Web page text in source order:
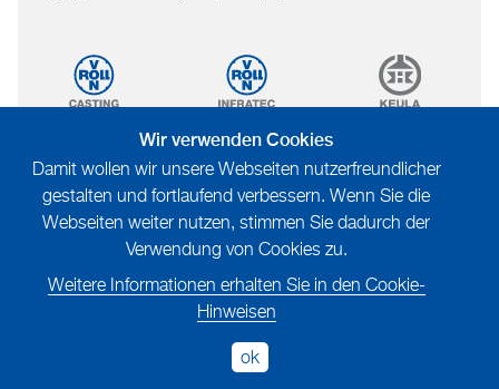
Wir verwenden Cookies
Damit wollen wir unsere Webseiten nutzerfreundlicher
gestalten und fortlaufend verbessern. Wenn Sie die
Webseiten weiter nutzen, stimmen Sie dadurch der
Verwendung von Cookies zu.
Weitere Informationen erhalten Sie in den Cookie-
Hinweisen
ok